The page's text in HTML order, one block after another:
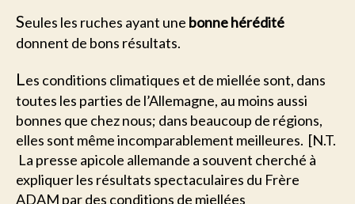
Seules les ruches ayant une bonne hérédité
donnent de bons résultats.
Les conditions climatiques et de miellée sont, dans
toutes les parties de l’Allemagne, au moins aussi
bonnes que chez nous; dans beaucoup de régions,
elles sont même incomparablement meilleures. [N.T.
 La presse apicole allemande a souvent cherché à
expliquer les résultats spectaculaires du Frère
ADAM par des conditions de miellées